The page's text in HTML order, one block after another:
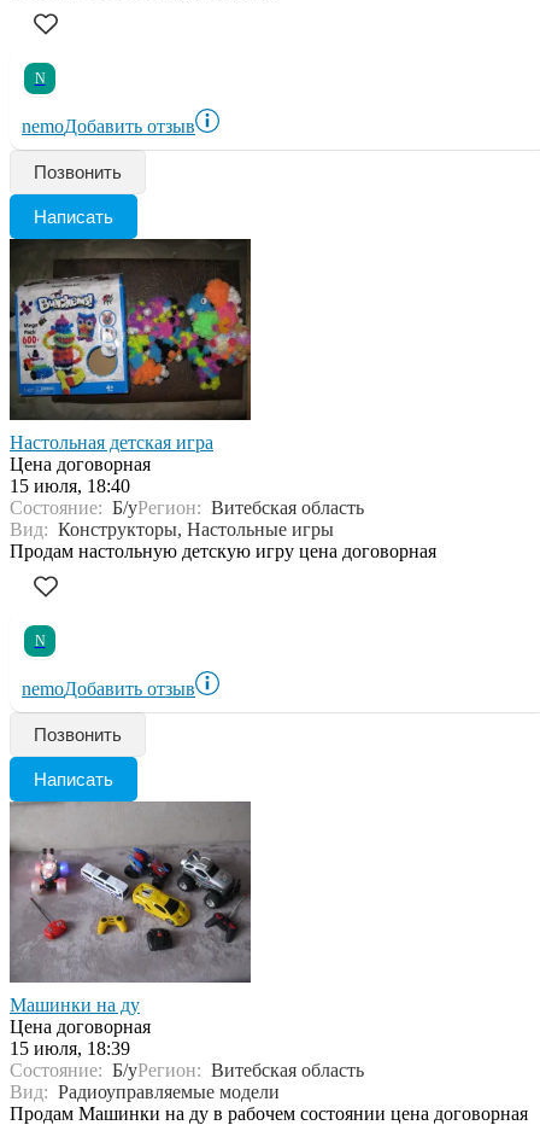
N
nemoДобавить отзыв
Позвонить
Написать
Настольная детская игра
Цена договорная
15 июля, 18:40
Состояние: Б/уРегион: Витебская область
Вид: Конструкторы, Настольные игры
Продам настольную детскую игру цена договорная
N
nemoДобавить отзыв
Позвонить
Написать
Машинки на ду
Цена договорная
15 июля, 18:39
Состояние: Б/уРегион: Витебская область
Вид: Радиоуправляемые модели
Продам Машинки на ду в рабочем состоянии цена договорная